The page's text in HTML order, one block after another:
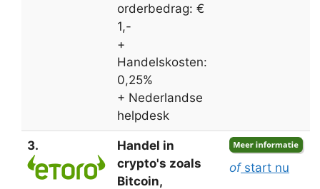
orderbedrag: €
1,-
+
Handelskosten:
0,25%
+ Nederlandse
helpdesk
3.
Handel in
crypto's zoals
Bitcoin,
ofstart nu